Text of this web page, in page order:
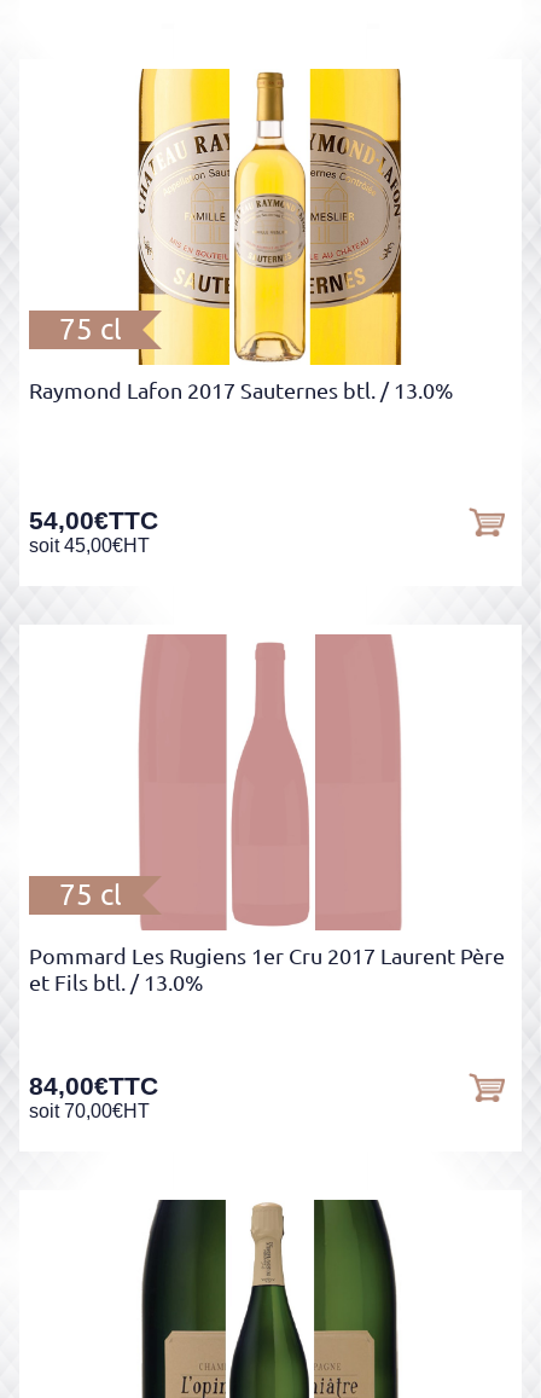
75 cl
Raymond Lafon 2017 Sauternes btl. / 13.0%
54,00€TTC
soit 45,00€HT
75 cl
Pommard Les Rugiens 1er Cru 2017 Laurent Père
et Fils btl. / 13.0%
84,00€TTC
soit 70,00€HT